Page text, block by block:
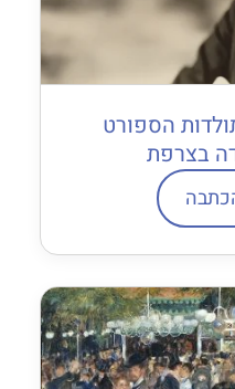
הספורט
בצרפת